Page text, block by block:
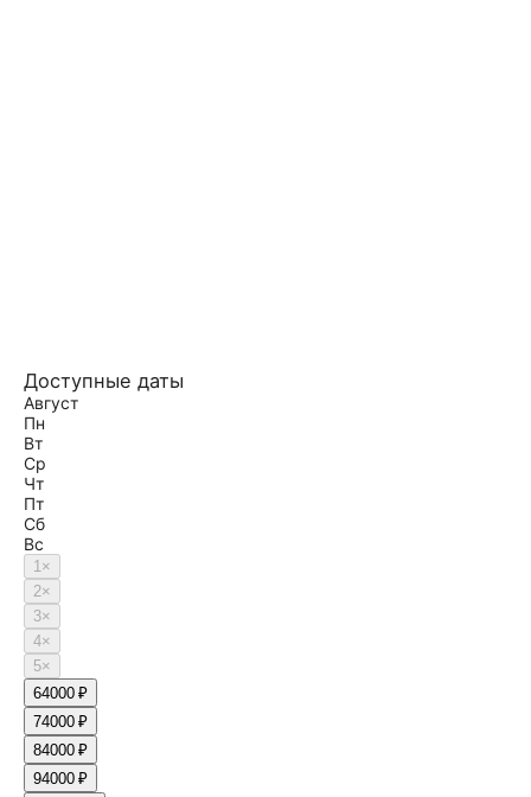
Доступные даты
Август
Пн
Вт
Ср
Чт
Пт
Сб
Вс
1×
2×
3×
4×
5×
64000 ₽
74000 ₽
84000 ₽
94000 ₽